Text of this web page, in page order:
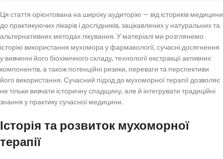
терапії
Ключові кроки впровадження
Потенційні напрямки досліджень
Ця стаття орієнтована на широку аудиторію — від істориків медицини
до практикуючих лікарів і дослідників, зацікавлених у натуральних та
альтернативних методах лікування. У матеріалі ми розглянемо
історію використання мухомора у фармакології, сучасні досягнення
у вивченні його біохімічного складу, технології екстракції активних
компонентів, а також потенційні ризики, переваги та перспективи
його використання. Сучасний підхід до мухоморної терапії дозволяє
не тільки вивчати історичну спадщину, але й інтегрувати традиційні
знання у практику сучасної медицини.
Історія та розвиток мухоморної
терапії